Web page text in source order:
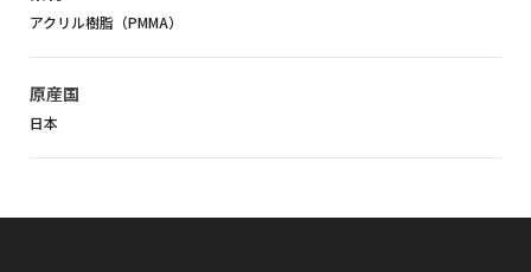
アクリル樹脂（PMMA）
原産国
日本